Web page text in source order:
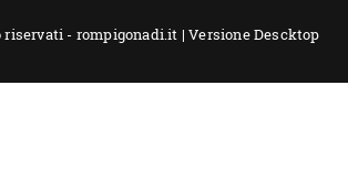
- rompigonadi.it |Versione Descktop